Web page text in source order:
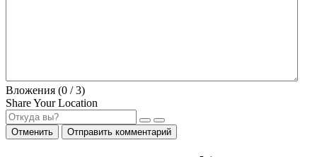
Вложения (0 / 3)
Share Your Location
Отменить Отправить комментарий